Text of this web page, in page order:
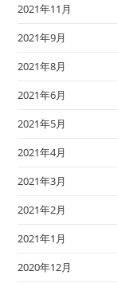
2021年11月
2021年9月
2021年8月
2021年6月
2021年5月
2021年4月
2021年3月
2021年2月
2021年1月
2020年12月